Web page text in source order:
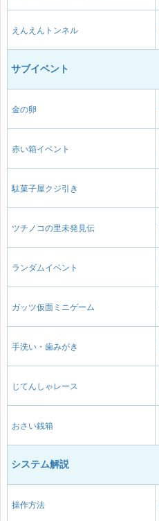
えんえんトンネル
サブイベント
金の卵
赤い箱イベント
駄菓子屋クジ引き
ツチノコの里未発見伝
ランダムイベント
ガッツ仮面ミニゲーム
手洗い・歯みがき
じてんしゃレース
おさい銭箱
システム解説
操作方法